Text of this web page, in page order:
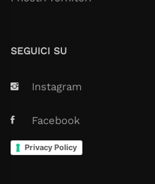
SEGUICI SU
Instagram
Facebook
Privacy Policy